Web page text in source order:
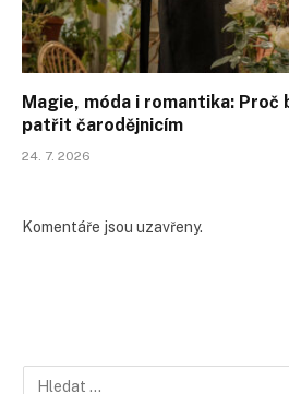
Magie, móda i romantika:
patřit čarodějnicím
24. 7. 2026
Komentáře jsou uzavřeny.